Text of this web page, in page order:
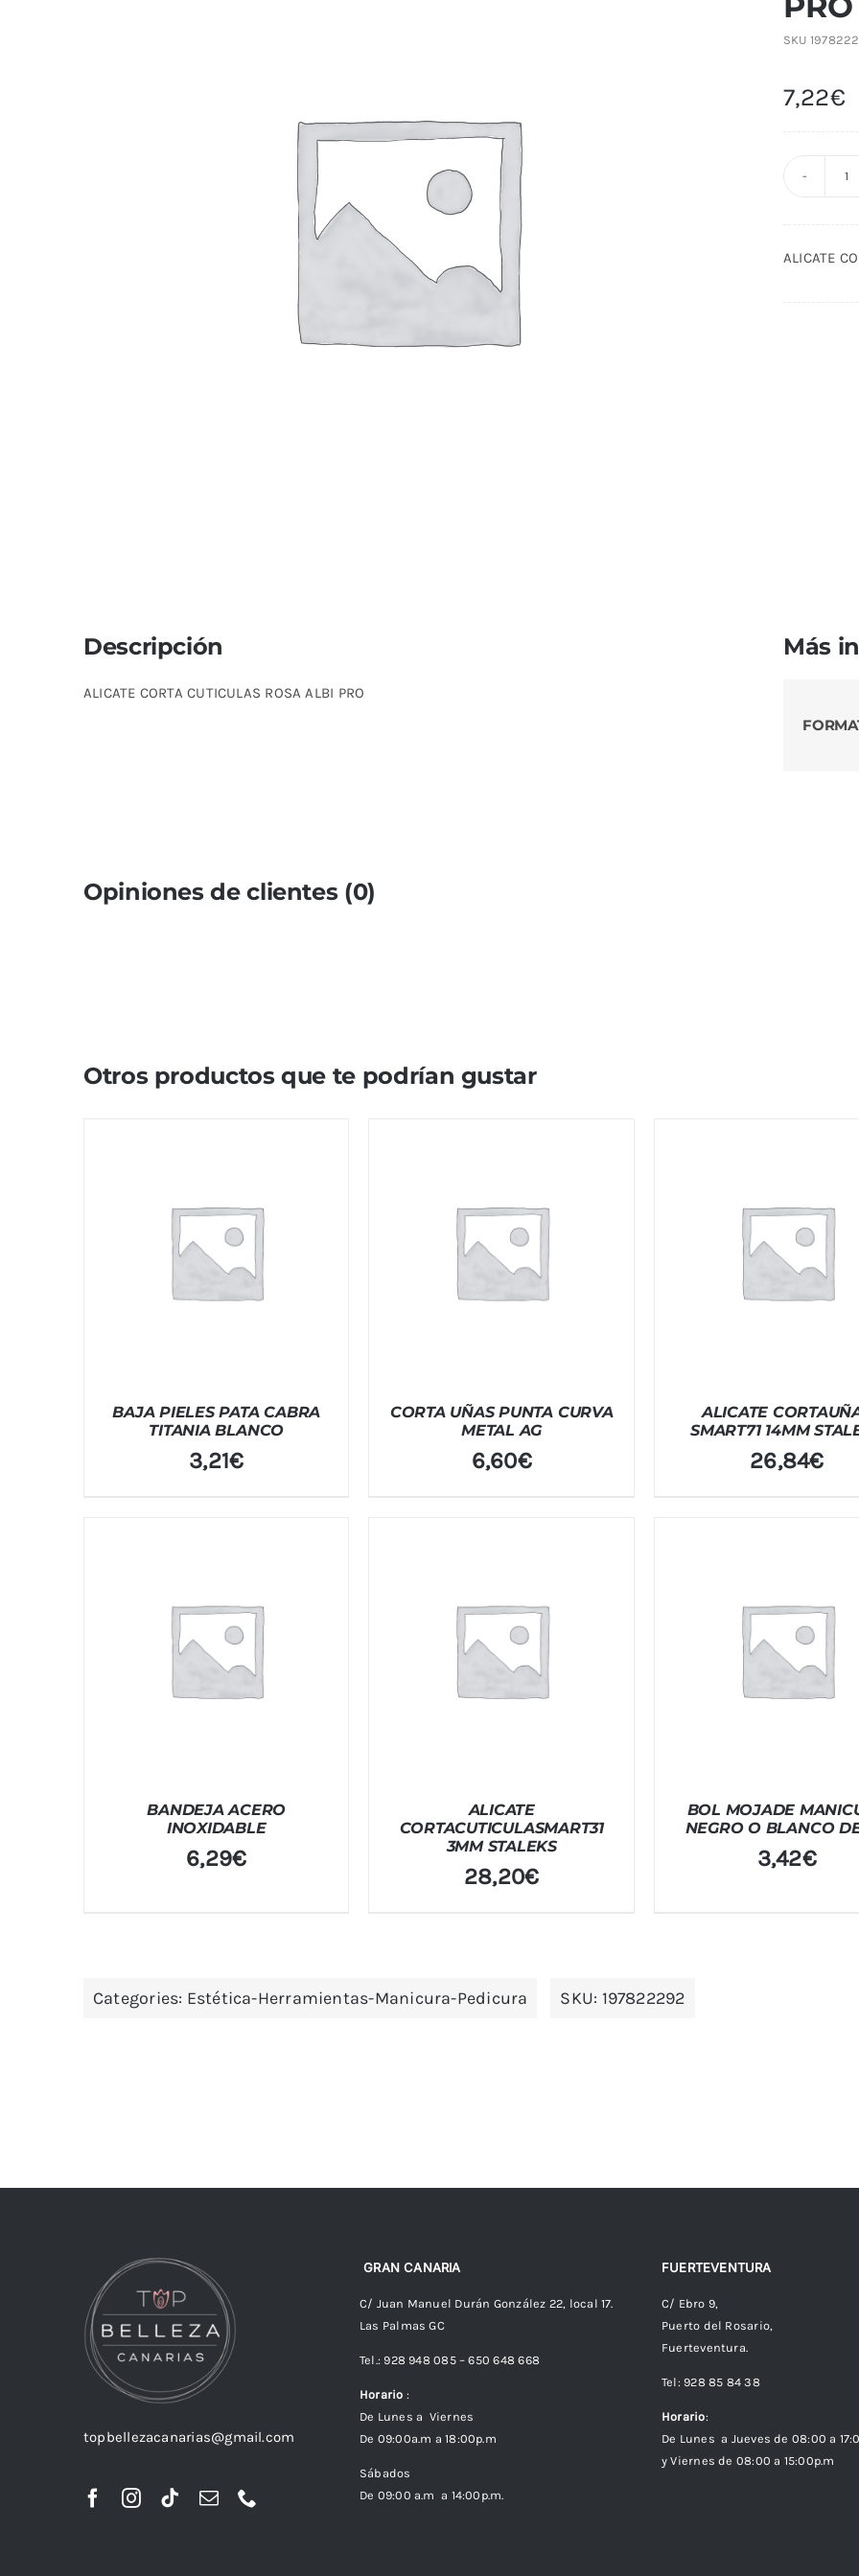
SKU
7,22€
ALICATE
Descripción
ALICATE CORTA CUTICULAS ROSA ALBI PRO
Más
Opiniones de clientes (0)
Otros productos que te podrían gustar
BAJA PIELES PATA CABRA
TITANIA BLANCO
3,21€
CORTA UÑAS PUNTA CURVA
METAL AG
6,60€
ALICATE
SMART71 14MM
26,84€
BANDEJA ACERO
INOXIDABLE
6,29€
ALICATE
CORTACUTICULASMART31
3MM STALEKS
28,20€
BOL MOJADE
NEGRO O BLANCO
3,42€
Categories: Estética-Herramientas-Manicura-Pedicura SKU: 197822292
topbellezacanarias@gmail.com
GRAN CANARIA
C/ Juan Manuel Durán González 22, local 17.
Las Palmas GC
Tel.: 928 948 085 – 650 648 668
Horario :
De Lunes a Viernes
De 09:00a.m a 18:00p.m
Sábados
De 09:00 a.m a 14:00p.m.
FUERTEVENTURA
C/ Ebro 9,
Puerto del Rosario,
Fuerteventura.
Tel: 928 85 84 38
Horario:
De Lunes a Jueves de 08:00 a
y Viernes de 08:00 a 15:00p.m